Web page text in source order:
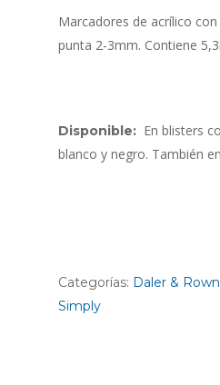
Marcadores de acrílico
punta 2-3mm. Contiene
Disponible: En blisters
blanco y negro. También
Categorías: Daler &
Simply